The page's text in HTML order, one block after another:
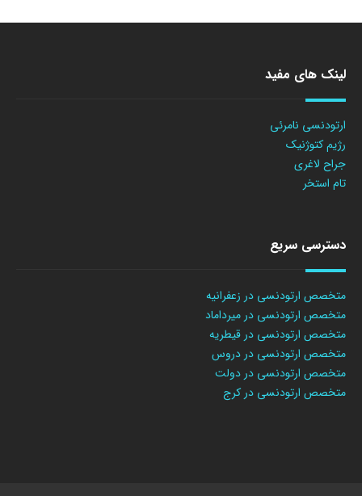
لینک های مفید
ارتودنسی نامرئی
رژیم کتوژنیک
جراح لاغری
تام استخر
دسترسی سریع
متخصص ارتودنسی در زعفرانیه
متخصص ارتودنسی در میرداماد
متخصص ارتودنسی در قیطریه
متخصص ارتودنسی در دروس
متخصص ارتودنسی در دولت
متخصص ارتودنسی در کرج